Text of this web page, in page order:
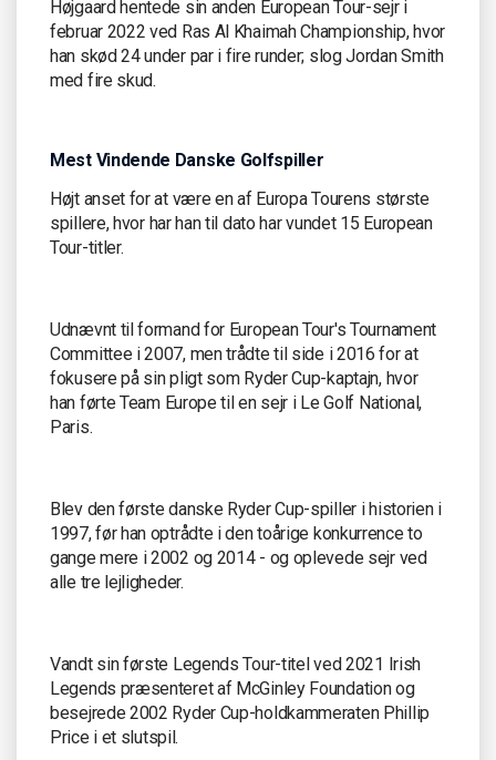
Højgaard hentede sin anden European Tour-sejr i
februar 2022 ved Ras Al Khaimah Championship, hvor
han skød 24 under par i fire runder; slog Jordan Smith
med fire skud.
Mest Vindende Danske Golfspiller
Højt anset for at være en af Europa Tourens største
spillere, hvor har han til dato har vundet 15 European
Tour-titler.
Udnævnt til formand for European Tour's Tournament
Committee i 2007, men trådte til side i 2016 for at
fokusere på sin pligt som Ryder Cup-kaptajn, hvor
han førte Team Europe til en sejr i Le Golf National,
Paris.
Blev den første danske Ryder Cup-spiller i historien i
1997, før han optrådte i den toårige konkurrence to
gange mere i 2002 og 2014 - og oplevede sejr ved
alle tre lejligheder.
Vandt sin første Legends Tour-titel ved 2021 Irish
Legends præsenteret af McGinley Foundation og
besejrede 2002 Ryder Cup-holdkammeraten Phillip
Price i et slutspil.